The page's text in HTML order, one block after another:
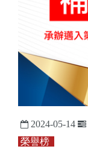
2024-05-14
榮譽榜